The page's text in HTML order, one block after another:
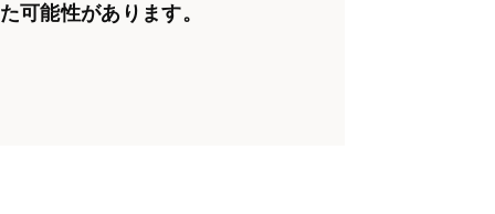
可能性があります。